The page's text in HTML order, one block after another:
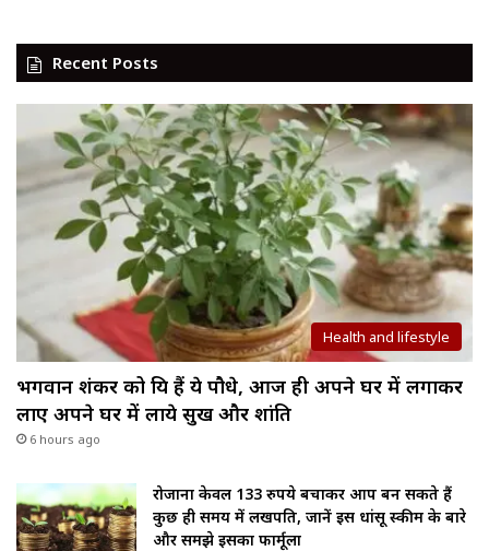
Recent Posts
Health and lifestyle
भगवान शंकर को प्रिय हैं ये पौधे, आज ही अपने घर में लगाकर
लाए अपने घर में लाये सुख और शांति
6 hours ago
रोजाना केवल 133 रुपये बचाकर आप बन सकते हैं
कुछ ही समय में लखपति, जानें इस धांसू स्कीम के बारे
और समझे इसका फार्मूला